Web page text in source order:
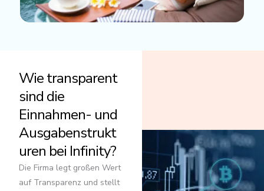
Wie transparent
sind die
Einnahmen- und
Ausgabenstrukt
uren bei Infinity?
Die Firma legt großen Wert
auf Transparenz und stellt